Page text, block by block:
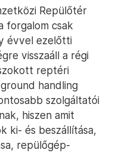
Repülőtér
forgalom csak
évvel ezelőtti
visszaáll a régi
reptéri
handling
szolgáltatói
hiszen amit
ki- és beszállítása,
repülőgép-